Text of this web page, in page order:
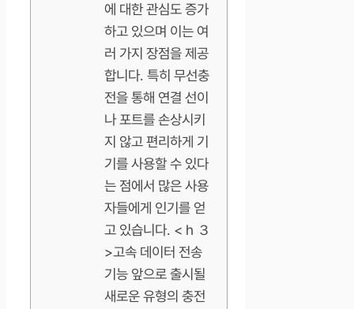
에 대한 관심도 증가
하고 있으며 이는 여
러 가지 장점을 제공
합니다. 특히 무선충
전을 통해 연결 선이
나 포트를 손상시키
지 않고 편리하게 기
기를 사용할 수 있다
는 점에서 많은 사용
자들에게 인기를 얻
고 있습니다. < h ３
>고속 데이터 전송
기능 앞으로 출시될
새로운 유형의 충전